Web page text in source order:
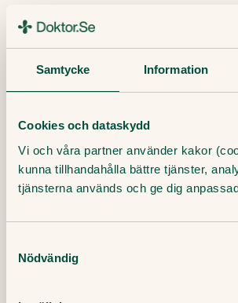
Samtycke Information
Cookies och dataskydd
Vi och våra partner använder kakor
kunna tillhandahålla bättre tjänster,
tjänsterna används och ge dig
Nödvändig
Tipsa och dela artikeln
Redaktör:
Filip Saxena Leg läkare, specialist i
Senast granskad: